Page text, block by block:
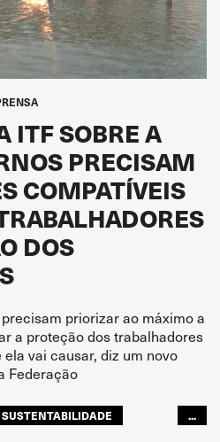
ITF SOBRE A
PRECISAM
COMPATÍVEIS
DOS
priorizar ao máximo a
a proteção dos trabalhadores
vai causar, diz um novo
Federação
SUSTENTABILIDADE
...